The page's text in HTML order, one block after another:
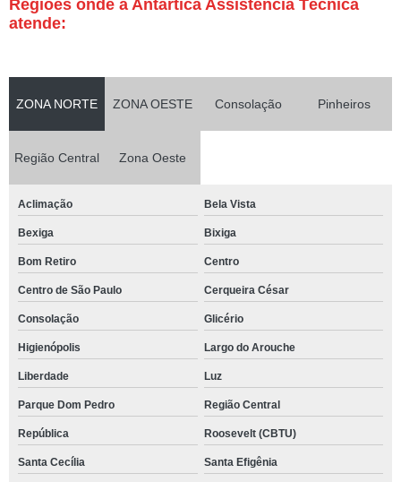
Regiões onde a Antártica Assistência Técnica
atende:
ZONA NORTE ZONA OESTE Consolação Pinheiros
Região Central Zona Oeste
Aclimação Bela Vista
Bexiga Bixiga
Bom Retiro Centro
Centro de São Paulo Cerqueira César
Consolação Glicério
Higienópolis Largo do Arouche
Liberdade Luz
Parque Dom Pedro Região Central
República Roosevelt (CBTU)
Santa Cecília Santa Efigênia